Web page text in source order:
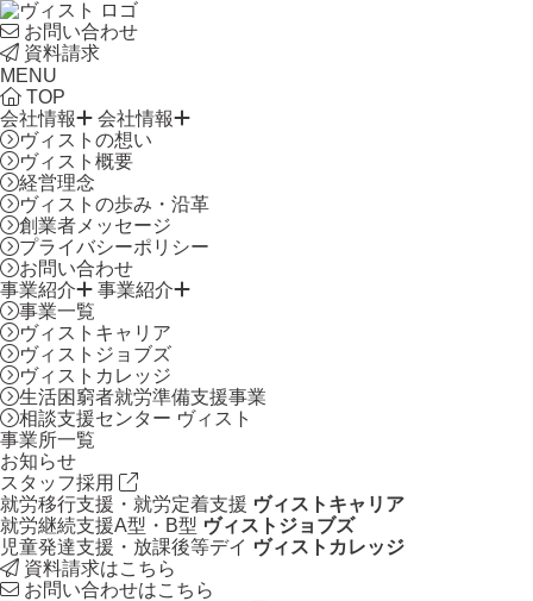
お問い合わせ
資料請求
MENU
TOP
会社情報
会社情報
ヴィストの想い
ヴィスト概要
経営理念
ヴィストの歩み・沿革
創業者メッセージ
プライバシーポリシー
お問い合わせ
事業紹介
事業紹介
事業一覧
ヴィストキャリア
ヴィストジョブズ
ヴィストカレッジ
生活困窮者就労準備支援事業
相談支援センター ヴィスト
事業所一覧
お知らせ
スタッフ採用
就労移行支援・就労定着支援 ヴィストキャリア
就労継続支援A型・B型 ヴィストジョブズ
児童発達支援・放課後等デイ ヴィストカレッジ
資料請求はこちら
お問い合わせはこちら